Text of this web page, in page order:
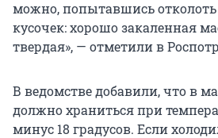
можно, попытавшись
кусочек: хорошо закаленная
твердая», — отметили в
В ведомстве добавили, что в
должно храниться при
минус 18 градусов. Если